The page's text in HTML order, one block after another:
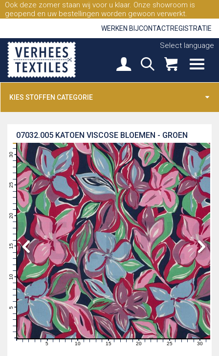
Ook deze zomer staan wij voor u klaar. Onze showroom is
geopend en uw bestellingen worden gewoon verwerkt.
WERKEN BIJCONTACTREGISTRATIE
Select language
KIES STOFFEN CATEGORIE
KATOEN VISCOSE BLOEMEN - GROEN
07032.005
0
4
6
8
10
11
14
15
16
18
20
21
22
23
25
26
27
29
30
31
0 1 2 3 4 5 6 7 8910 11121314151617181920 21222324252627282930 31